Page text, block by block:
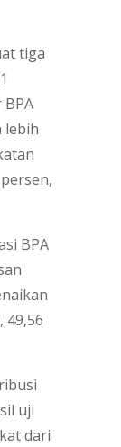
tiga
lebih
BPA
uji
dari